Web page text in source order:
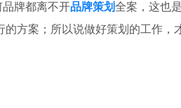
牌都离不开品牌策划全案，这也
方案；所以说做好策划的工作，